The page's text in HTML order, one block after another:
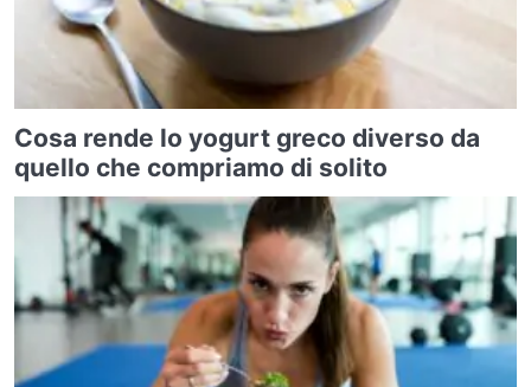
Cosa rende lo yogurt greco diverso da
quello che compriamo di solito